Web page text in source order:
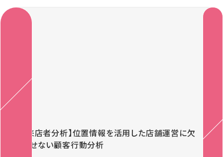
【来店者分析】位置情報を活用した店舗運営に欠
かせない顧客行動分析